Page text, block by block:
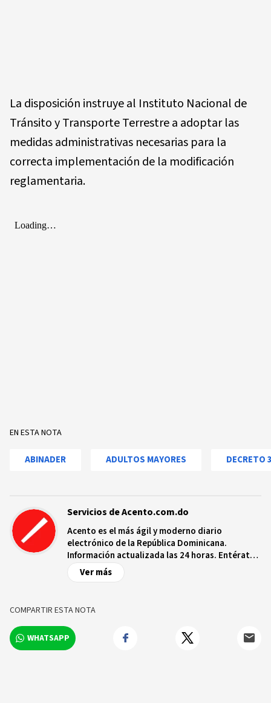
La disposición instruye al Instituto Nacional de
Tránsito y Transporte Terrestre a adoptar las
medidas administrativas necesarias para la
correcta implementación de la modificación
reglamentaria.
EN ESTA NOTA
ABINADER ADULTOS MAYORES DECRETO
Servicios de Acento.com.do
Acento es el más ágil y moderno diario
electrónico de la República Dominicana.
Información actualizada las 24 horas. Entérate
de las noticias y sucesos más importantes a
nivel nacional e internacional, videos y fotos
Ver más
COMPARTIR ESTA NOTA
WHATSAPP